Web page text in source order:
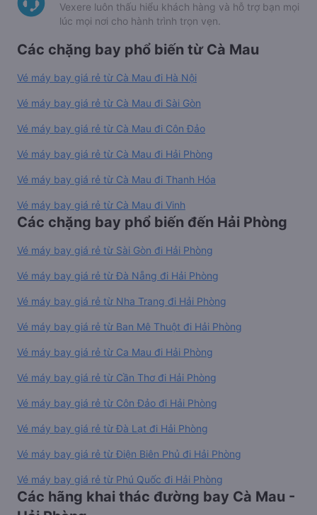
Vexere luôn thấu hiểu khách hàng và hỗ trợ bạn mọi
lúc mọi nơi cho hành trình trọn vẹn.
Các chặng bay phổ biến từ Cà Mau
Vé máy bay giá rẻ từ Cà Mau đi Hà Nội
Vé máy bay giá rẻ từ Cà Mau đi Sài Gòn
Vé máy bay giá rẻ từ Cà Mau đi Côn Đảo
Vé máy bay giá rẻ từ Cà Mau đi Hải Phòng
Vé máy bay giá rẻ từ Cà Mau đi Thanh Hóa
Vé máy bay giá rẻ từ Cà Mau đi Vinh
Các chặng bay phổ biến đến Hải Phòng
Vé máy bay giá rẻ từ Sài Gòn đi Hải Phòng
Vé máy bay giá rẻ từ Đà Nẵng đi Hải Phòng
Vé máy bay giá rẻ từ Nha Trang đi Hải Phòng
Vé máy bay giá rẻ từ Ban Mê Thuột đi Hải Phòng
Vé máy bay giá rẻ từ Ca Mau đi Hải Phòng
Vé máy bay giá rẻ từ Cần Thơ đi Hải Phòng
Vé máy bay giá rẻ từ Côn Đảo đi Hải Phòng
Vé máy bay giá rẻ từ Đà Lạt đi Hải Phòng
Vé máy bay giá rẻ từ Điện Biên Phủ đi Hải Phòng
Vé máy bay giá rẻ từ Phú Quốc đi Hải Phòng
Các hãng khai thác đường bay Cà Mau -